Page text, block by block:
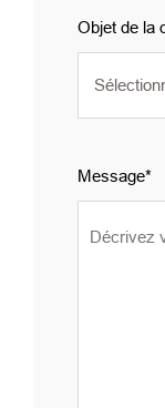
Objet de la
Message